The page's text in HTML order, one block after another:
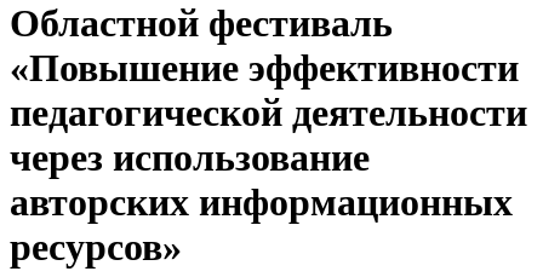
Областной фестиваль
«Повышение эффективности
педагогической деятельности
через использование
авторских информационных
ресурсов»